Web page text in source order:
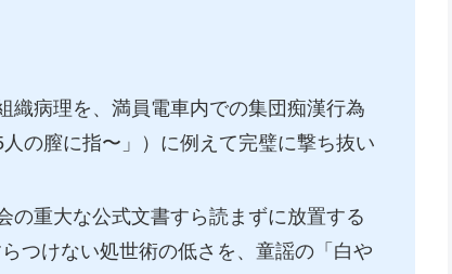
織病理を、満員電車内での集団痴漢行為
の膣に指〜」）に例えて完璧に撃ち抜い
の重大な公式文書すら読まずに放置する
つけない処世術の低さを、童謡の「白や